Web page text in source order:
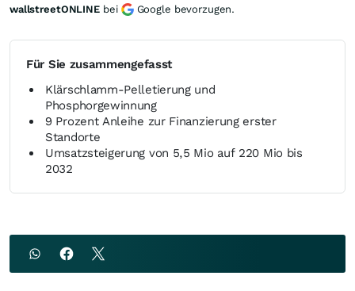
Für Sie zusammengefasst
Klärschlamm-Pelletierung und
Phosphorgewinnung
9 Prozent Anleihe zur Finanzierung erster
Standorte
Umsatzsteigerung von 5,5 Mio auf 220 Mio bis
2032
wallstreetONLINE bei Google bevorzugen.